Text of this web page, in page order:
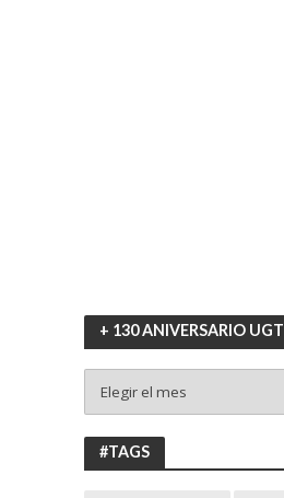
+ 130 ANIVERSARIO UGT
130
ANIVERSARIO
UGT
#TAGS